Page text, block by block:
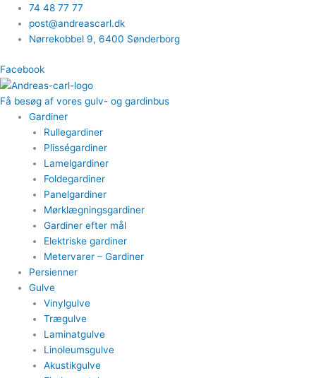
indholdet
74 48 77 77
post@andreascarl.dk
Nørrekobbel 9, ​6400 Sønderborg
Facebook
Få besøg af vores gulv- og gardinbus
Gardiner
Rullegardiner
Plisségardiner​
Lamelgardiner​
Foldegardiner
Panelgardiner​
Mørklægningsgardiner
Gardiner efter mål​
Elektriske gardiner​
Metervarer​ – Gardiner
Persienner
Gulve
Vinylgulve​
Trægulve
Laminatgulve
Linoleumsgulve
Akustikgulve